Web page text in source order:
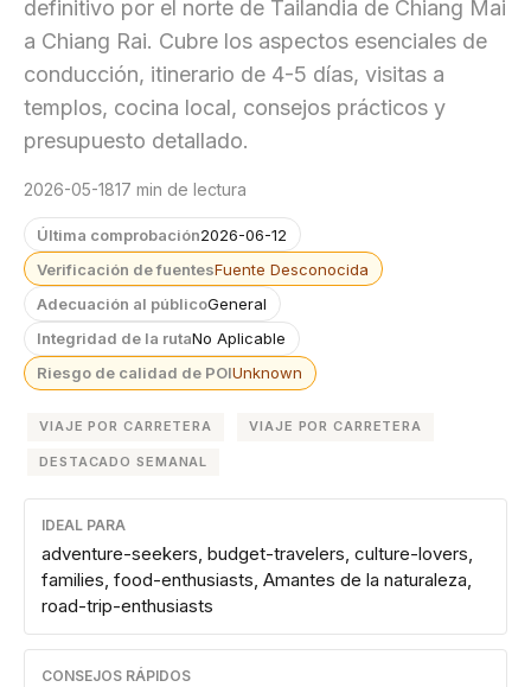
definitivo por el norte de Tailandia de Chiang Mai
a Chiang Rai. Cubre los aspectos esenciales de
conducción, itinerario de 4-5 días, visitas a
templos, cocina local, consejos prácticos y
presupuesto detallado.
2026-05-1817 min de lectura
Última comprobación2026-06-12
Verificación de fuentesFuente Desconocida
Adecuación al públicoGeneral
Integridad de la rutaNo Aplicable
Riesgo de calidad de POIUnknown
VIAJE POR CARRETERA VIAJE POR CARRETERA
DESTACADO SEMANAL
IDEAL PARA
adventure-seekers, budget-travelers, culture-lovers,
families, food-enthusiasts, Amantes de la naturaleza,
road-trip-enthusiasts
CONSEJOS RÁPIDOS